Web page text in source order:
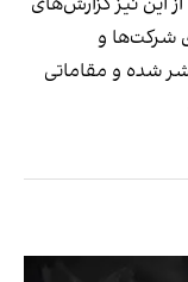
شرکت‌ها و
شده و مقاماتی